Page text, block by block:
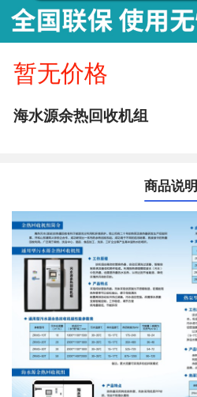
暂无价格
海水源余热回收机组
商品说明